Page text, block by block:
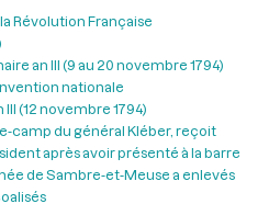
Révolution Française
an III (9 au 20 novembre 1794)
nationale
(12 novembre 1794)
camp du général Kléber, reçoit
après avoir présenté à la barre
de Sambre-et-Meuse a enlevés